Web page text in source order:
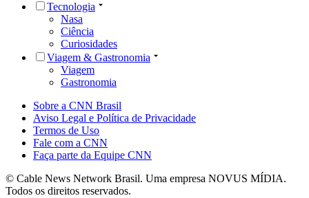
Tecnologia
Nasa
Ciência
Curiosidades
Viagem & Gastronomia
Viagem
Gastronomia
Sobre a CNN Brasil
Aviso Legal e Política de Privacidade
Termos de Uso
Fale com a CNN
Faça parte da Equipe CNN
© Cable News Network Brasil. Uma empresa NOVUS MÍDIA.
Todos os direitos reservados.